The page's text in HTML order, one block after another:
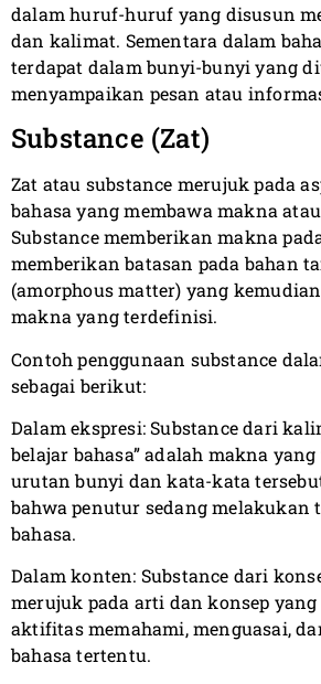
dalam huruf-huruf yang disusun
dan kalimat. Sementara dalam
terdapat dalam bunyi-bunyi yang
menyampaikan pesan atau
Substance (Zat)
Zat atau substance merujuk pada
bahasa yang membawa makna
Substance memberikan makna
memberikan batasan pada bahan
(amorphous matter) yang
makna yang terdefinisi.
Contoh penggunaan substance
sebagai berikut:
Dalam ekspresi: Substance dari
belajar bahasa” adalah makna
urutan bunyi dan kata-kata
bahwa penutur sedang melakukan
bahasa.
Dalam konten: Substance dari
merujuk pada arti dan konsep
aktifitas memahami, menguasai,
bahasa tertentu.